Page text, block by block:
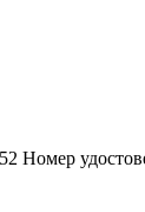
Номер